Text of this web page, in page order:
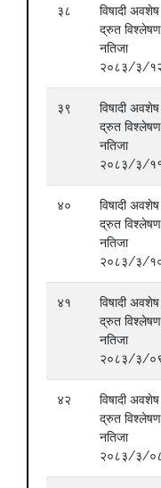
३८
विषादी अवशेष
द्रुत विश्लेषण
नतिजा
२०८३/३/
३९
विषादी अवशेष
द्रुत विश्लेषण
नतिजा
२०८३/३/
४०
विषादी अवशेष
द्रुत विश्लेषण
नतिजा
२०८३/३/
४१
विषादी अवशेष
द्रुत विश्लेषण
नतिजा
२०८३/३/
४२
विषादी अवशेष
द्रुत विश्लेषण
नतिजा
२०८३/३/